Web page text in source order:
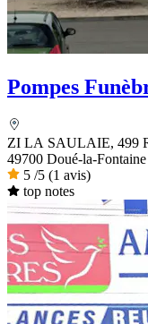
Pompes
ZI LA SAULAIE, 499
49700 Doué-la-Fontaine
5 /5 (1 avis)
top notes